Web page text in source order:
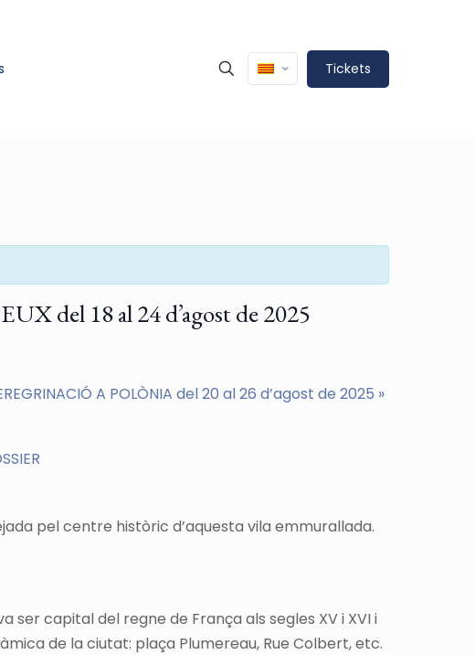
Tickets
del 18 al 24 d’agost de 2025
A POLÒNIA del 20 al 26 d’agost de 2025 »
pel centre històric d’aquesta vila emmurallada.
ser capital del regne de França als segles XV i XVI i
de la ciutat: plaça Plumereau, Rue Colbert, etc.